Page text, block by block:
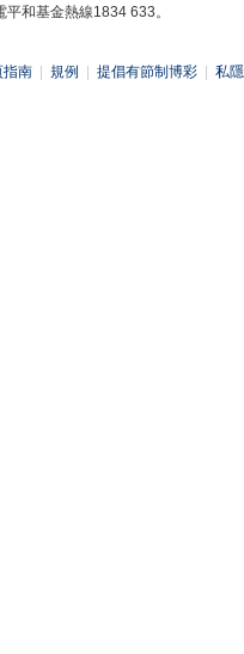
和基金熱線1834 633。
指南 規例 提倡有節制博彩 私